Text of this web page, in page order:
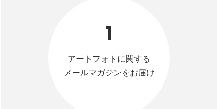
1
アートフォトに関する
メールマガジンをお届け